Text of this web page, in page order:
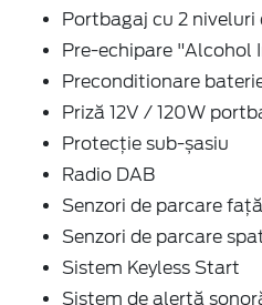
Portbagaj cu 2 niveluri
Pre-echipare "Alcohol
Preconditionare
Priză 12V / 120W
Protecție sub-șasiu
Radio DAB
Senzori de parcare față
Senzori de parcare
Sistem Keyless Start
Sistem de alertă